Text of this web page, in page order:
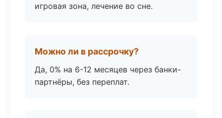
игровая зона, лечение во сне.
Можно ли в рассрочку?
Да, 0% на 6-12 месяцев через банки-
партнёры, без переплат.